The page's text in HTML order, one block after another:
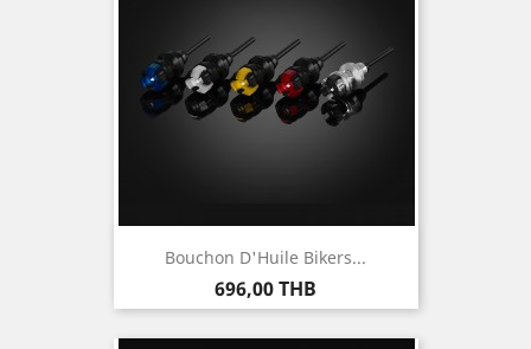
Bouchon D'Huile Bikers...
Prix
696,00 THB